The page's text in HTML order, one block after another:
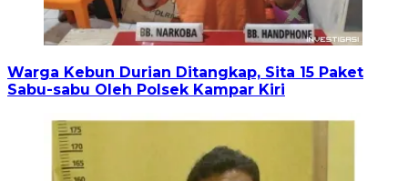
Warga Kebun Durian Ditangkap, Sita 15 Paket
Sabu-sabu Oleh Polsek Kampar Kiri